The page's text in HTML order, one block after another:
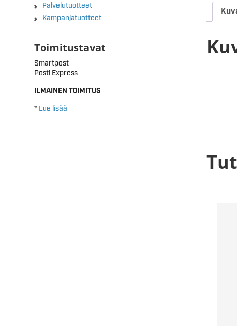
Palvelutuotteet
Kampanjatuotteet
Toimitustavat
Smartpost
Posti Express
ILMAINEN TOIMITUS
* Lue lisää